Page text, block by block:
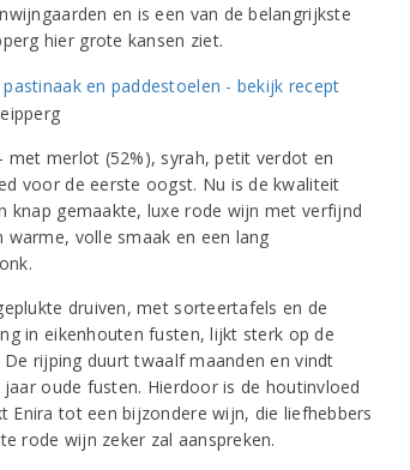
en is een van de belangrijkste
hier grote kansen ziet.
met merlot (52%), syrah, petit verdot en
voor de eerste oogst. Nu is de kwaliteit
knap gemaakte, luxe rode wijn met verfijnd
warme, volle smaak en een lang
druiven, met sorteertafels en de
in eikenhouten fusten, lijkt sterk op de
rijping duurt twaalf maanden en vindt
oude fusten. Hierdoor is de houtinvloed
Enira tot een bijzondere wijn, die liefhebbers
rode wijn zeker zal aanspreken.